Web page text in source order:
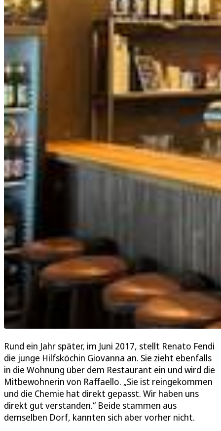
Rund ein Jahr später, im Juni 2017, stellt Renato Fendi
die junge Hilfsköchin Giovanna an. Sie zieht ebenfalls
in die Wohnung über dem Restaurant ein und wird die
Mitbewohnerin von Raffaello. „Sie ist reingekommen
und die Chemie hat direkt gepasst. Wir haben uns
direkt gut verstanden.“ Beide stammen aus
demselben Dorf, kannten sich aber vorher nicht.